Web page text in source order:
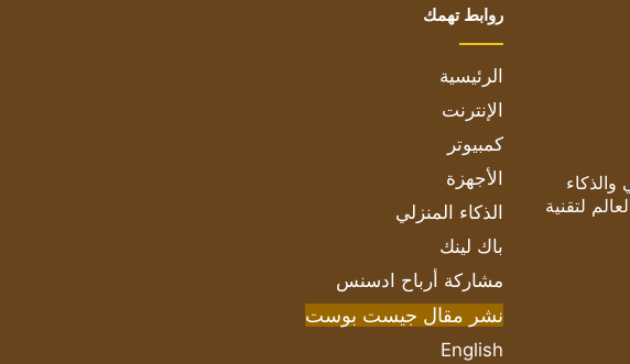
لتقنية
روابط تهمك
الرئيسية
الإنترنت
كمبيوتر
الأجهزة
الذكاء المنزلي
باك لينك
مشاركة أرباح ادسنس
نشر مقال جيست بوست
English